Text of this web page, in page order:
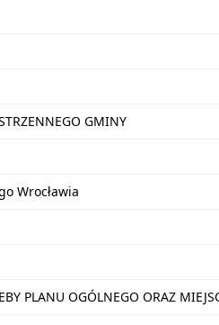
GMINY
Wrocławia
PLANU OGÓLNEGO ORAZ